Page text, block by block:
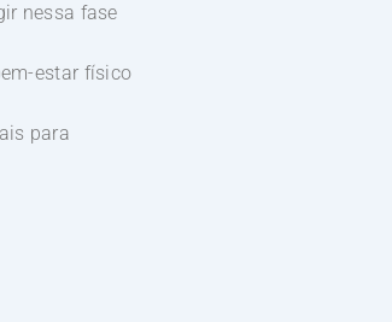
nessa fase
estar físico
para